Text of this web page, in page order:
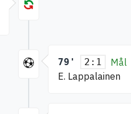
79' 2:1
Mål
E. Lappalainen